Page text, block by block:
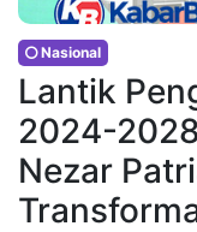
Nasional
Lantik
2024-
Nezar